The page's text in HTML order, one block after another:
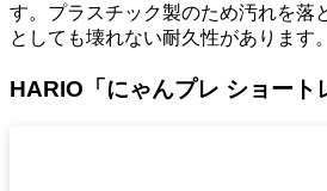
す。プラスチック製のため汚れを落
としても壊れない耐久性があります。
HARIO「にゃんプレ ショート